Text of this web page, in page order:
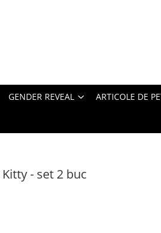
GENDER REVEAL ARTICOLE DE
- set 2 buc